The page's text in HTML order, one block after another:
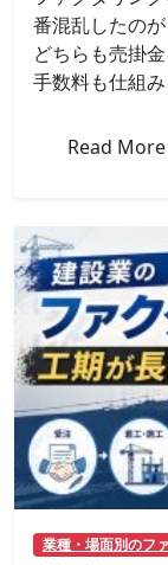
フ
ァ
ク
タ
グ
社
間
フ
ァ
ク
タ
リ
ン
グ
の
違
い
を
整
番混乱したの
どちらも売掛
手数料も仕組
Read
業種・場面別のフ